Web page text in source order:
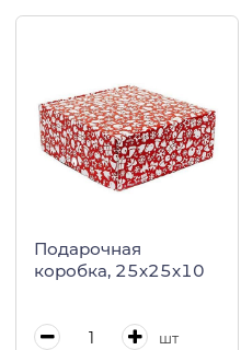
Подарочная
коробка, 25х25х10
шт